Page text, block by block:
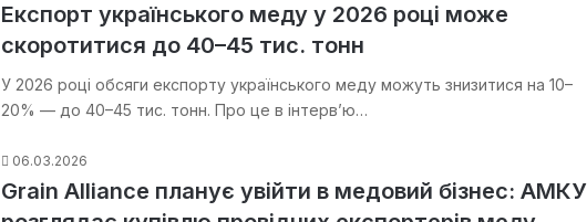
Експорт українського меду у 2026 році може
скоротитися до 40–45 тис. тонн
У 2026 році обсяги експорту українського меду можуть знизитися на 10–
20% — до 40–45 тис. тонн. Про це в інтерв’ю…
06.03.2026
Grain Alliance планує увійти в медовий бізнес: АМКУ